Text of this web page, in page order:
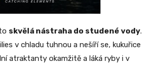
skvělá nástraha do studené vody.
v chladu tuhnou a nešíří se, kukuřice
atraktanty okamžitě a láká ryby i v